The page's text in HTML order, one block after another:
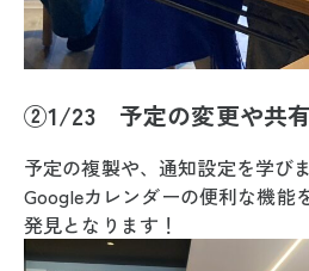
②1/23 予定の変更や共有
予定の複製や、通知設定を学びま
Googleカレンダーの便利な機能
発見となります！